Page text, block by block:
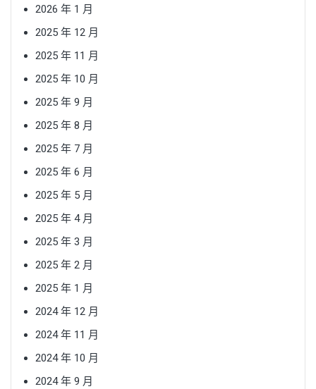
2026 年 1 月
2025 年 12 月
2025 年 11 月
2025 年 10 月
2025 年 9 月
2025 年 8 月
2025 年 7 月
2025 年 6 月
2025 年 5 月
2025 年 4 月
2025 年 3 月
2025 年 2 月
2025 年 1 月
2024 年 12 月
2024 年 11 月
2024 年 10 月
2024 年 9 月